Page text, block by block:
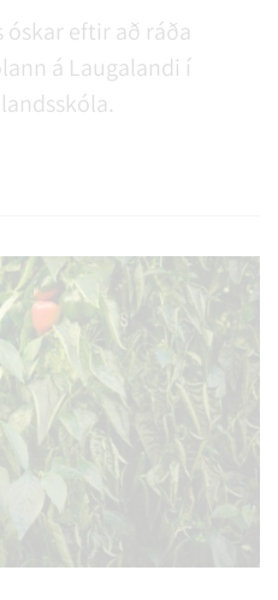
óskar eftir að ráða
á Laugalandi í